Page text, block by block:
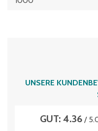
UNSERE
GUT: 4.36/